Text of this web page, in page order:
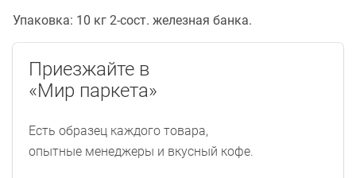
Упаковка: 10 кг 2-сост. железная банка.
Приезжайте в
«Мир паркета»
Есть образец каждого товара,
опытные менеджеры и вкусный кофе.